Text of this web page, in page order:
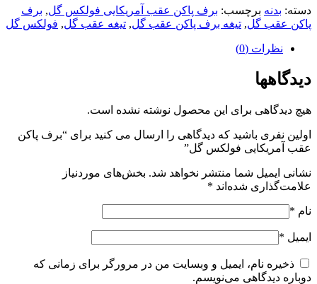
دسته: بدنه برچسب: برف پاکن عقب آمریکایی فولکس گل, برف
پاکن عقب گل, تیغه برف پاکن عقب گل, تیغه عقب گل, فولکس گل
نظرات (0)
دیدگاهها
هیچ دیدگاهی برای این محصول نوشته نشده است.
اولین نفری باشید که دیدگاهی را ارسال می کنید برای “برف پاکن
عقب آمریکایی فولکس گل”
نشانی ایمیل شما منتشر نخواهد شد. بخش‌های موردنیاز
علامت‌گذاری شده‌اند *
نام *
ایمیل *
ذخیره نام، ایمیل و وبسایت من در مرورگر برای زمانی که
دوباره دیدگاهی می‌نویسم.